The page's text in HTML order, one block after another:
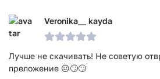
Veronika__ kayda
Лучше не скачивать! Не советую
преложение 😖🙄🙄